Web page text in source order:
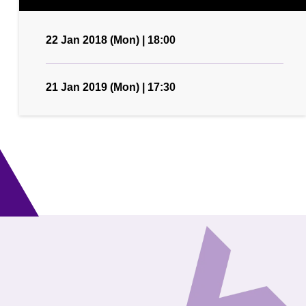
22 Jan 2018 (Mon) | 18:00
21 Jan 2019 (Mon) | 17:30